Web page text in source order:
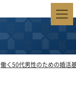
働く50代男性のための婚活